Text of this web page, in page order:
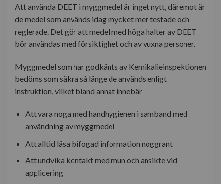
Att använda DEET i myggmedel är inget nytt, däremot är
de medel som används idag mycket mer testade och
reglerade. Det gör att medel med höga halter av DEET
bör användas med försiktighet och av vuxna personer.
Myggmedel som har godkänts av Kemikalieinspektionen
bedöms som säkra så länge de används enligt
instruktion, vilket bland annat innebär
Att vara noga med handhygienen i samband med
användning av myggmedel
Att alltid läsa bifogad information noggrant
Att undvika kontakt med mun och ansikte vid
applicering